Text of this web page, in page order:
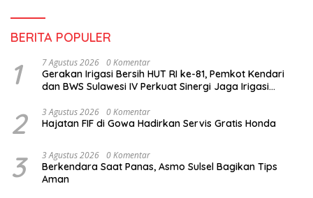
BERITA POPULER
1 7 Agustus 2026 0 Komentar
Gerakan Irigasi Bersih HUT RI ke-81, Pemkot Kendari
dan BWS Sulawesi IV Perkuat Sinergi Jaga Irigasi
2 3 Agustus 2026 0 Komentar
Hajatan FIF di Gowa Hadirkan Servis Gratis Honda
3 3 Agustus 2026 0 Komentar
Berkendara Saat Panas, Asmo Sulsel Bagikan Tips
Aman